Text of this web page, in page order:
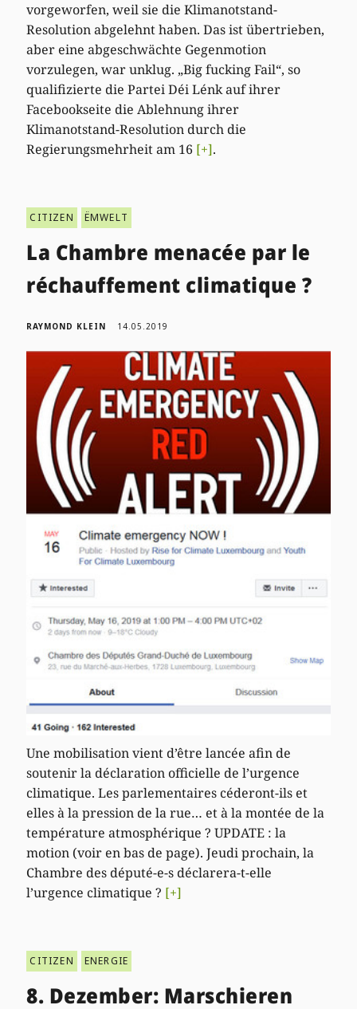
vorgeworfen, weil sie die Klimanotstand-
Resolution abgelehnt haben. Das ist übertrieben,
aber eine abgeschwächte Gegenmotion
vorzulegen, war unklug. „Big fucking Fail“, so
qualifizierte die Partei Déi Lénk auf ihrer
Facebookseite die Ablehnung ihrer
Klimanotstand-Resolution durch die
Regierungsmehrheit am 16 [+].
CITIZEN ËMWELT
La Chambre menacée par le
réchauffement climatique ?
RAYMOND KLEIN 14.05.2019
Une mobilisation vient d’être lancée afin de
soutenir la déclaration officielle de l’urgence
climatique. Les parlementaires céderont-ils et
elles à la pression de la rue… et à la montée de la
température atmosphérique ? UPDATE : la
motion (voir en bas de page). Jeudi prochain, la
Chambre des député-e-s déclarera-t-elle
l’urgence climatique ? [+]
CITIZEN ENERGIE
8. Dezember: Marschieren